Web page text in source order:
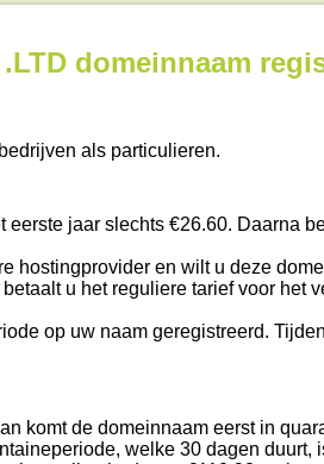
domeinnaam
als particulieren.
jaar slechts €26.60. Daarna
hostingprovider en wilt u deze
u het reguliere tarief voor het
op uw naam geregistreerd.
komt de domeinnaam eerst in
welke 30 dagen duurt,